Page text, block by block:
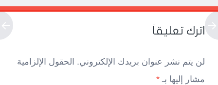
Post
navigation
←
→
اترك تعليقاً
لن يتم نشر عنوان بريدك الإلكتروني. الحقول الإلزامية
مشار إليها بـ *